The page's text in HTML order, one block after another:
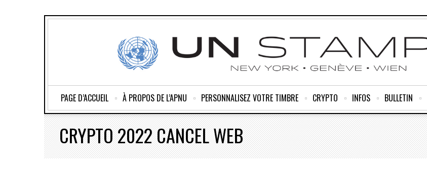
PAGE D’ACCUEIL À PROPOS DE L’APNU PERSONNALISEZ VOTRE TIMBRE CRYPTO INFOS BULLETIN
CRYPTO 2022 CANCEL WEB